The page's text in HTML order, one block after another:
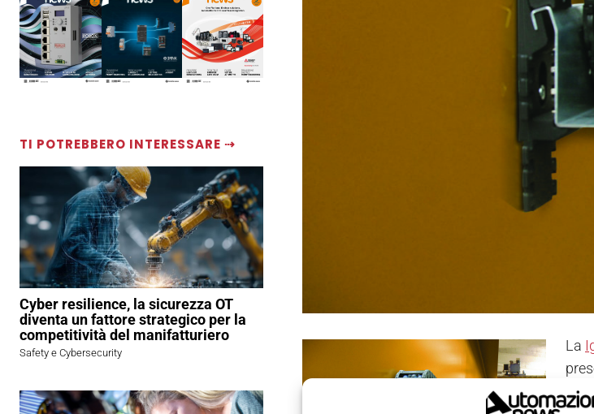
TI POTREBBERO INTERESSARE ⇢
Cyber resilience, la sicurezza OT
diventa un fattore strategico per la
competitività del manifatturiero
Safety e Cybersecurity La
di